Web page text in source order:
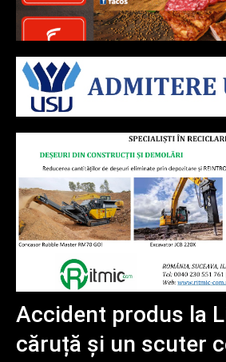
Accident produs la
căruță și un scuter